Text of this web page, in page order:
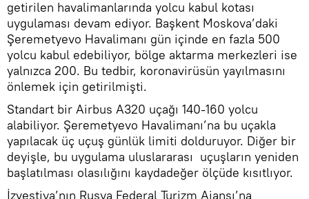
getirilen havalimanlarında yolcu kabul kotası
uygulaması devam ediyor. Başkent Moskova’daki
Şeremetyevo Havalimanı gün içinde en fazla 500
yolcu kabul edebiliyor, bölge aktarma merkezleri ise
yalnızca 200. Bu tedbir, koronavirüsün yayılmasını
önlemek için getirilmişti.
Standart bir Airbus A320 uçağı 140-160 yolcu
alabiliyor. Şeremetyevo Havalimanı’na bu uçakla
yapılacak üç uçuş günlük limiti dolduruyor. Diğer bir
deyişle, bu uygulama uluslararası uçuşların yeniden
başlatılması olasılığını kaydadeğer ölçüde kısıtlıyor.
İzvestiya’nın Rusya Federal Turizm Ajansı’na